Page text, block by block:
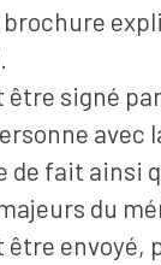
brochure
signé
avec
de fait ainsi
du
envoyé,